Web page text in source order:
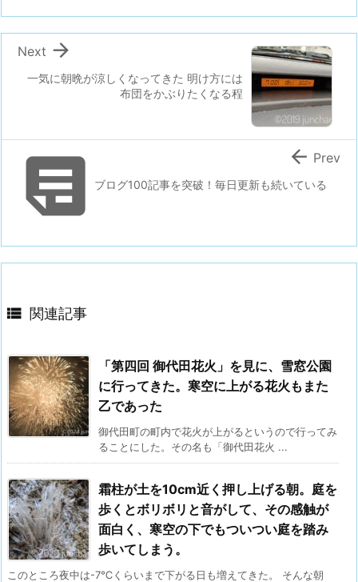
一気に朝晩が涼しくなってきた 明け方には
布団をかぶりたくなる程

Next
ブログ100記事を突破！毎日更新も続いている
 Prev
 関連記事
「第四回 御代田花火」を見に、雪窓公園
に行ってきた。寒空に上がる花火もまた
乙であった
御代田町の町内で花火が上がるというので行ってみ
ることにした。その名も「御代田花火 ...
霜柱が土を10cm近く押し上げる朝。庭を
歩くとボリボリと音がして、その感触が
面白く、寒空の下でもついつい庭を踏み
歩いてしまう。
このところ夜中は-7℃くらいまで下がる日も増えてきた。 そんな朝